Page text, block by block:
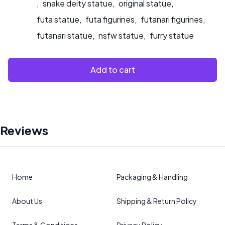
, snake deity statue, original statue,
futa statue, futa figurines, futanari figurines,
futanari statue, nsfw statue, furry statue
Add to cart
Reviews
Home
About Us
Packaging & Handling
Shipping & Return Policy